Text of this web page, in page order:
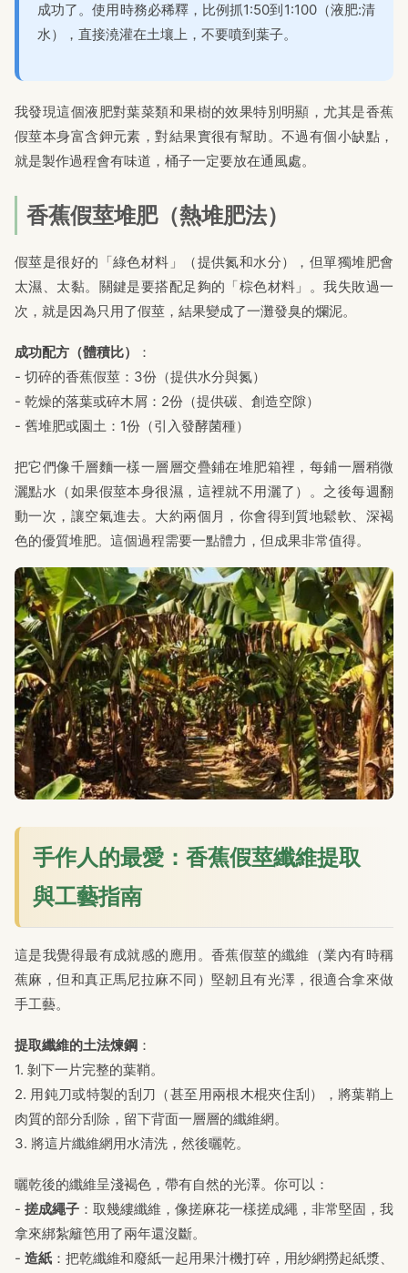
成功了。使用時務必稀釋，比例抓1:50到1:100（液肥:清
水），直接澆灌在土壤上，不要噴到葉子。
我發現這個液肥對葉菜類和果樹的效果特別明顯，尤其是香蕉
假莖本身富含鉀元素，對結果實很有幫助。不過有個小缺點，
就是製作過程會有味道，桶子一定要放在通風處。
香蕉假莖堆肥（熱堆肥法）
假莖是很好的「綠色材料」（提供氮和水分），但單獨堆肥會
太濕、太黏。關鍵是要搭配足夠的「棕色材料」。我失敗過一
次，就是因為只用了假莖，結果變成了一灘發臭的爛泥。
成功配方（體積比）
：
- 切碎的香蕉假莖：3份（提供水分與氮）
- 乾燥的落葉或碎木屑：2份（提供碳、創造空隙）
- 舊堆肥或園土：1份（引入發酵菌種）
把它們像千層麵一樣一層層交疊鋪在堆肥箱裡，每鋪一層稍微
灑點水（如果假莖本身很濕，這裡就不用灑了）。之後每週翻
動一次，讓空氣進去。大約兩個月，你會得到質地鬆軟、深褐
色的優質堆肥。這個過程需要一點體力，但成果非常值得。
手作人的最愛：香蕉假莖纖維提取
與工藝指南
這是我覺得最有成就感的應用。香蕉假莖的纖維（業內有時稱
蕉麻，但和真正馬尼拉麻不同）堅韌且有光澤，很適合拿來做
手工藝。
提取纖維的土法煉鋼 ：
1. 剝下一片完整的葉鞘。
2. 用鈍刀或特製的刮刀（甚至用兩根木棍夾住刮），將葉鞘上
肉質的部分刮除，留下背面一層層的纖維網。
3. 將這片纖維網用水清洗，然後曬乾。
曬乾後的纖維呈淺褐色，帶有自然的光澤。你可以：
- 搓成繩子 ：取幾縷纖維，像搓麻花一樣搓成繩，非常堅固，我
拿來綁紮籬笆用了兩年還沒斷。
- 造紙 ：把乾纖維和廢紙一起用果汁機打碎，用紗網撈起紙漿、